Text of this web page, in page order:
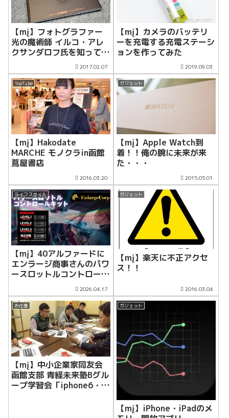
【mį】フォトグラファー
光の魔術師 イルコ・アレ
クサンダロフ氏を知ってま
2017.02.07
【mį】カメラのバッテリ
ーを充電する充電ステーシ
ョンを作ってみた
2019.09.03
YouTube
【mį】Hakodate
MARCHE モノクラin函館
蔦屋書店
2016.03.20
ガジェット
【mį】Apple Watch到
着！！俺の腕に未来が来
た・・・
2015.05.01
ライフスタイル
【mį】40アルファードに
エンラージ商事さんのパワ
ースロットルコントロール
キットを装着！！ 2026.04.17
ガジェット
【mį】楽天に不正アクセ
ス！！
2016.03.04
お仕事
【mį】中小企業家同友会
函館支部 青経未来塾Bグル
ープ学習会「iphone6・
ガジェット
【mį】iPhone・iPadのメ